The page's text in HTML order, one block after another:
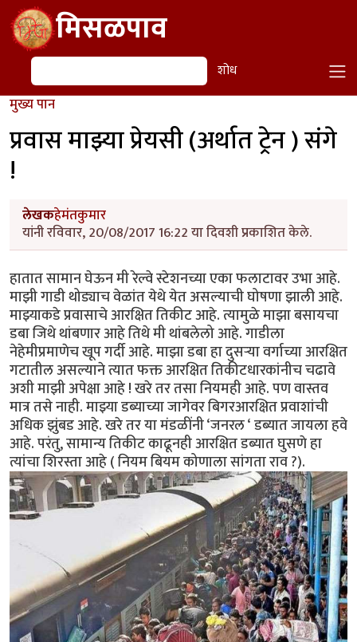
Skip to main contentमिसळपाव
शोध शोध
मुख्य पान
प्रवास माझ्या प्रेयसी (अर्थात ट्रेन ) संगे
!
लेखकहेमंतकुमार
यांनी रविवार, 20/08/2017 16:22 या दिवशी प्रकाशित केले.
हातात सामान घेऊन मी रेल्वे स्टेशनच्या एका फलाटावर उभा आहे.
माझी गाडी थोड्याच वेळांत येथे येत असल्याची घोषणा झाली आहे.
माझ्याकडे प्रवासाचे आरक्षित तिकीट आहे. त्यामुळे माझा बसायचा
डबा जिथे थांबणार आहे तिथे मी थांबलेलो आहे. गाडीला
नेहेमीप्रमाणेच खूप गर्दी आहे. माझा डबा हा दुसऱ्या वर्गाच्या आरक्षित
गटातील असल्याने त्यात फक्त आरक्षित तिकीटधारकांनीच चढावे
अशी माझी अपेक्षा आहे ! खरे तर तसा नियमही आहे. पण वास्तव
मात्र तसे नाही. माझ्या डब्याच्या जागेवर बिगरआरक्षित प्रवाशांची
अधिक झुंबड आहे. खरे तर या मंडळींनी ‘जनरल ‘ डब्यात जायला हवे
आहे. परंतु, सामान्य तिकीट काढूनही आरक्षित डब्यात घुसणे हा
त्यांचा शिरस्ता आहे ( नियम बियम कोणाला सांगता राव ?).